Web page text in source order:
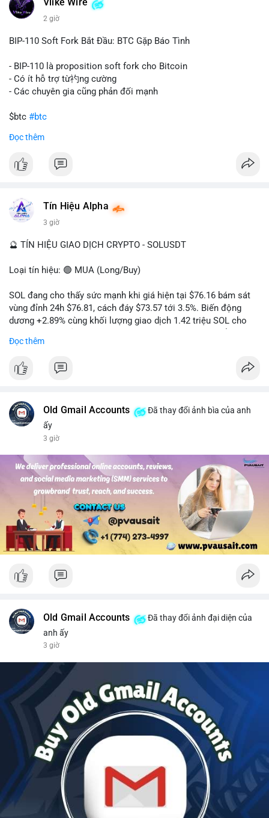
này có thể phản ánh ba kịch bản chính: thứ nhất, cá voi đang
chuẩn bị thanh khoản bằng cách chuyển lên sàn giao dịch, tạo
để nắm giữ dài hạn, thể hiện niềm tin vào xu hướng tăng; thứ
tán rủi ro. Với mức giá 65K, khối lượng này không quá lớn để
gây sốc thanh khoản tức thời, nhưng vẫn đủ sức tạo biến động
tâm lý ngắn hạn nếu hướng đến sàn tập trung.
Lời khuyên cho nhà đầu tư nhỏ lẻ:
hướng đi của dòng tiền. Tránh hành động theo cảm xúc, ưu
rõ ràng về đích đến của số BTC này.
#dongtienlon
Vlike Wire
2 giờ
BIP-110 Soft Fork Bắt Đầu: BTC Gặp Báo Tình
- BIP-110 là proposition soft fork cho Bitcoin
- Có ít hỗ trợ từ礿ng cường
- Các chuyên gia cũng phản đối mạnh
$btc #btc
#vlikevn
📰 Nguồn: CoinDesk
Đọc thêm
Tín Hiệu Alpha
3 giờ
🔮 TÍN HIỆU GIAO DỊCH CRYPTO - SOLUSDT
Loại tín hiệu: 🟢 MUA (Long/Buy)
SOL đang cho thấy sức mạnh khi giá hiện tại $76.16 bám sát
vùng đỉnh 24h $76.81, cách đáy $73.57 tới 3.5%. Biến động
dương +2.89% cùng khối lượng giao dịch 1.42 triệu SOL cho
hoàn toàn nhịp điều chỉnh.
Khuyến nghị giao dịch cụ thể:
- Mục tiêu chốt lời: TP1: 77.50, TP2: 78.80
- Cắt lỗ: 74.90 (dưới vùng hỗ trợ gần nhất)
chốt 50% vị thế tại TP1 và dời stop loss về điểm hòa vốn.
#solusdt #longsol #vung76 #breakoutsol #lenhmuasol
Đọc thêm
Old Gmail Accounts
Đã thay đổi ảnh bìa của anh
ấy
3 giờ
Old Gmail Accounts
Đã thay đổi ảnh đại diện của
anh ấy
3 giờ